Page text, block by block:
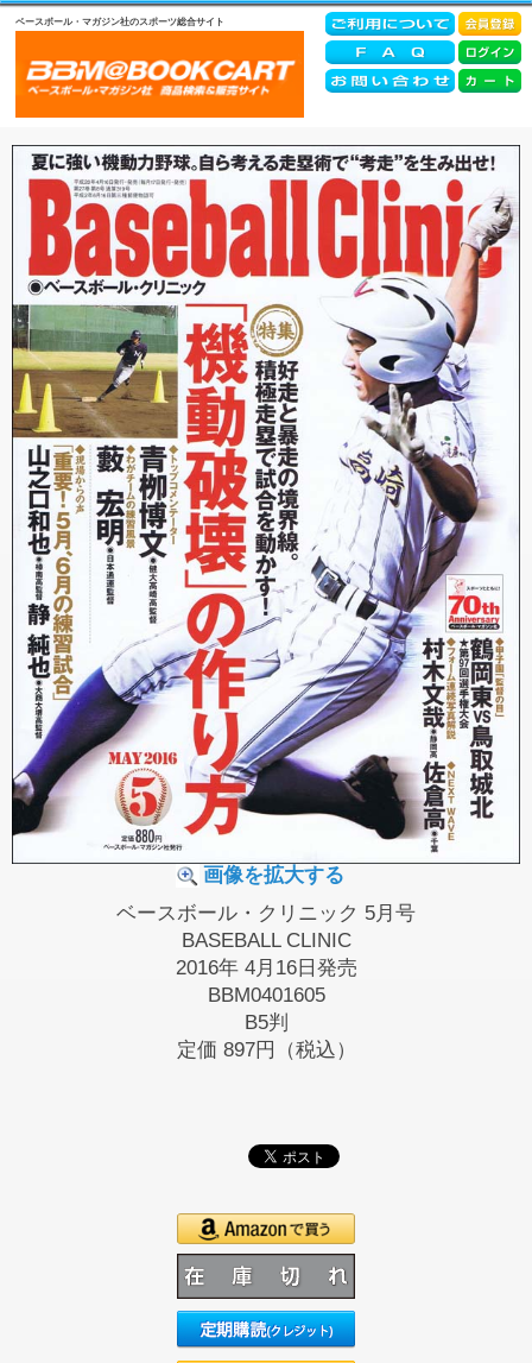
ベースボール・マガジン社のスポーツ総合サイト
画像を拡大する
ベースボール・クリニック 5月号
BASEBALL CLINIC
2016年 4月16日発売
BBM0401605
B5判
定価 897円（税込）